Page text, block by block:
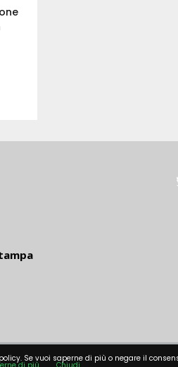
Se vuoi saperne di più o negare il